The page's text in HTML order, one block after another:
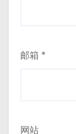
邮箱 *
网站